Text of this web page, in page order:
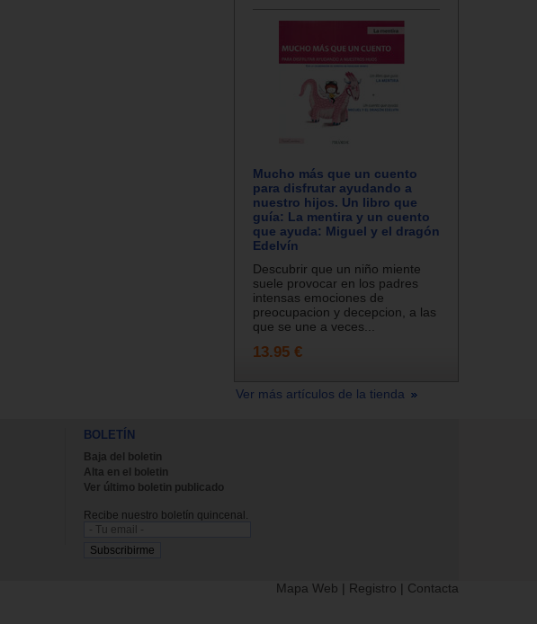
Mucho más que un cuento
para disfrutar ayudando a
nuestro hijos. Un libro que
guía: La mentira y un cuento
que ayuda: Miguel y el dragón
Edelvín
Descubrir que un niño miente
suele provocar en los padres
intensas emociones de
preocupacion y decepcion, a las
que se une a veces...
13.95 €
Ver más artículos de la tienda
BOLETÍN
Baja del boletin
Alta en el boletin
Ver último boletin publicado
Recibe nuestro boletín quincenal.
Mapa Web | Registro | Contacta